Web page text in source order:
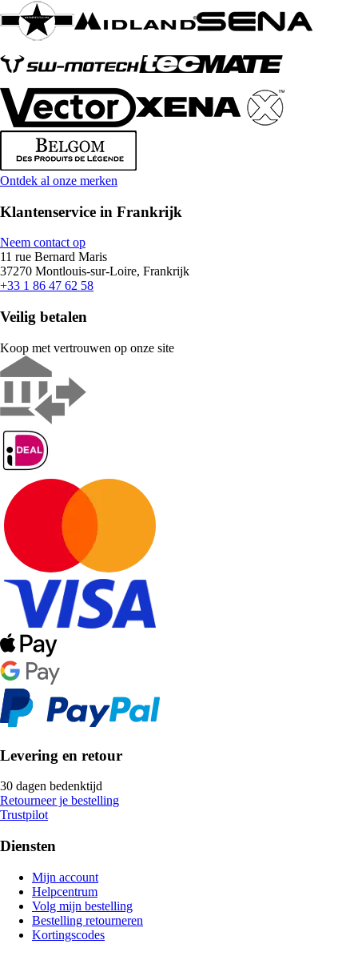
Ontdek al onze merken
Klantenservice in Frankrijk
Neem contact op
11 rue Bernard Maris
37270 Montlouis-sur-Loire, Frankrijk
+33 1 86 47 62 58
Veilig betalen
Koop met vertrouwen op onze site
Levering en retour
30 dagen bedenktijd
Retourneer je bestelling
Trustpilot
Diensten
Mijn account
Helpcentrum
Volg mijn bestelling
Bestelling retourneren
Kortingscodes